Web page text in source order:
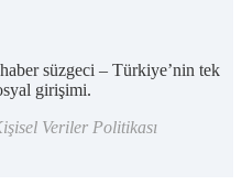
süzgeci – Türkiye’nin tek
girişimi.
Veriler Politikası